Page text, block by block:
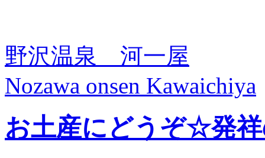
野沢温泉 河一屋
Nozawa onsen Kawaichiya
お土産にどうぞ☆発